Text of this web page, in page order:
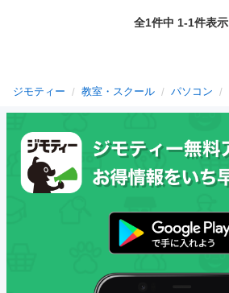
全1件中 1-1件表示
ジモティー 教室・スクール パソコン